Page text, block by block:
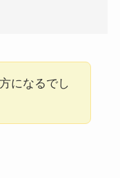
になるでし